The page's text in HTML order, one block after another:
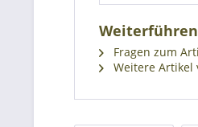
Fragen zum
Weitere Artikel